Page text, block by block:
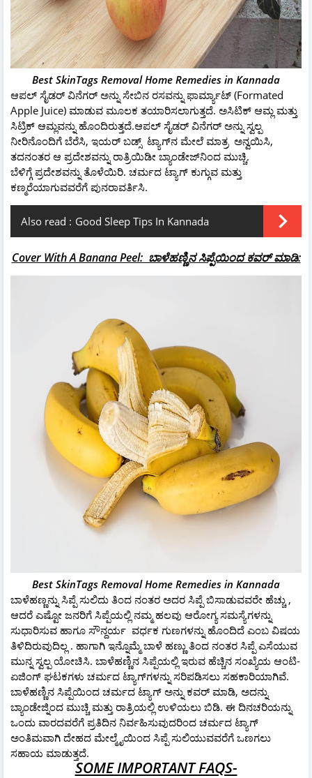
Best SkinTags Removal Home Remedies in Kannada
ಆಪಲ್ ಸೈಡರ್ ವಿನೆಗರ್ ಅನ್ನು ಸೇಬಿನ ರಸವನ್ನು ಫಾರ್ಮ್ಯಾಟ್ (Formated
Apple Juice) ಮಾಡುವ ಮೂಲಕ ತಯಾರಿಸಲಾಗುತ್ತದೆ. ಅಸಿಟಿಕ್ ಆಮ್ಲ ಮತ್ತು
ಸಿಟ್ರಿಕ್ ಆಮ್ಲವನ್ನು ಹೊಂದಿರುತ್ತದೆ.ಆಪಲ್ ಸೈಡರ್ ವಿನೆಗರ್ ಅನ್ನು ಸ್ವಲ್ಪ
ನೀರಿನೊಂದಿಗೆ ಬೆರೆಸಿ, ಇಯರ್ ಬಡ್ಸ್ ಟ್ಯಾಗ್‌ನ ಮೇಲೆ ಮಾತ್ರ ಅನ್ವಯಿಸಿ,
ತದನಂತರ ಆ ಪ್ರದೇಶವನ್ನು ರಾತ್ರಿಯಿಡೀ ಬ್ಯಾಂಡೇಜ್‌ನಿಂದ ಮುಚ್ಚಿ.
ಬೆಳಿಗ್ಗೆ ಪ್ರದೇಶವನ್ನು ತೊಳೆಯಿರಿ. ಚರ್ಮದ ಟ್ಯಾಗ್ ಕುಗ್ಗುವ ಮತ್ತು
ಕಣ್ಮರೆಯಾಗುವವರೆಗೆ ಪುನರಾವರ್ತಿಸಿ.
Also read : Good Sleep Tips In Kannada
Cover With A Banana Peel: ಬಾಳೆಹಣ್ಣಿನ ಸಿಪ್ಪೆಯಿಂದ ಕವರ್ ಮಾಡಿ:
Best SkinTags Removal Home Remedies in Kannada
ಬಾಳೆಹಣ್ಣನ್ನು ಸಿಪ್ಪೆ ಸುಲಿದು ತಿಂದ ನಂತರ ಅದರ ಸಿಪ್ಪೆ ಬಿಸಾಡುವವರೇ ಹೆಚ್ಚು ,
ಆದರೆ ಎಷ್ಟೋ ಜನರಿಗೆ ಸಿಪ್ಪೆಯಲ್ಲಿ ನಮ್ಮ ಹಲವು ಆರೋಗ್ಯ ಸಮಸ್ಯೆಗಳನ್ನು
ಸುಧಾರಿಸುವ ಹಾಗೂ ಸೌನ್ದರ್ಯ ವರ್ಧಕ ಗುಣಗಳನ್ನು ಹೊಂದಿದೆ ಎಂಬ ವಿಷಯ
ತಿಳಿದಿರುವುದಿಲ್ಲ . ಹಾಗಾಗಿ ಇನ್ನೊಮ್ಮೆ ಬಾಳೆ ಹಣ್ಣು ತಿಂದ ನಂತರ ಸಿಪ್ಪೆ ಎಸೆಯುವ
ಮುನ್ನ ಸ್ವಲ್ಪ ಯೋಚಿಸಿ. ಬಾಳೆಹಣ್ಣಿನ ಸಿಪ್ಪೆಯಲ್ಲಿ ಇರುವ ಹೆಚ್ಚಿನ ಸಂಖ್ಯೆಯ ಆಂಟಿ-
ಏಜಿಂಗ್ ಘಟಕಗಳು ಚರ್ಮದ ಟ್ಯಾಗ್‌ಗಳನ್ನು ಸರಿಪಡಿಸಲು ಸಹಕಾರಿಯಾಗಿವೆ.
ಬಾಳೆಹಣ್ಣಿನ ಸಿಪ್ಪೆಯಿಂದ ಚರ್ಮದ ಟ್ಯಾಗ್ ಅನ್ನು ಕವರ್ ಮಾಡಿ, ಅದನ್ನು
ಬ್ಯಾಂಡೇಜ್ನಿಂದ ಮುಚ್ಚಿ ಮತ್ತು ರಾತ್ರಿಯಲ್ಲಿ ಉಳಿಯಲು ಬಿಡಿ. ಈ ದಿನಚರಿಯನ್ನು
ಒಂದು ವಾರದವರೆಗೆ ಪ್ರತಿದಿನ ನಿರ್ವಹಿಸುವುದರಿಂದ ಚರ್ಮದ ಟ್ಯಾಗ್
ಅಂತಿಮವಾಗಿ ದೇಹದ ಮೇಲ್ಮೈಯಿಂದ ಸಿಪ್ಪೆ ಸುಲಿಯುವವರೆಗೆ ಒಣಗಲು
ಸಹಾಯ ಮಾಡುತ್ತದೆ.
SOME IMPORTANT FAQS-